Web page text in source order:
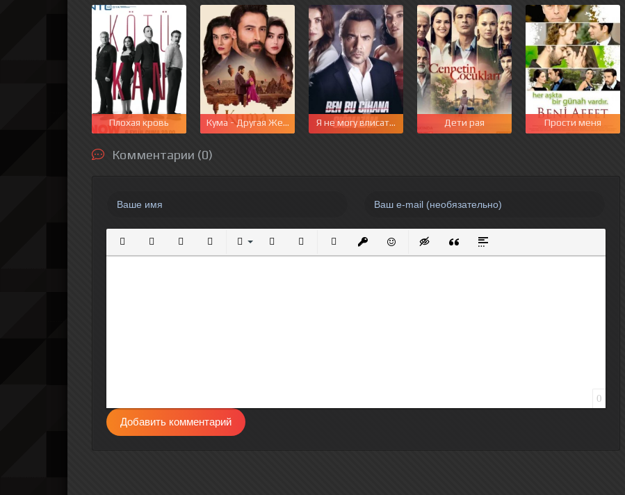
Плохая кровь Кума - Другая Жена Я не могу вписаться в этот мирДети рая Прости меня
Комментарии (0)
Полужирный
КурсивПодчеркнутый
ЗачеркнутыйВыравнивание
Нумерованный список
Маркированный список
Вставить ссылку
Вставить защищенную ссылку
Вставить смайлик
Вставка скрытого текста
Вставка цитаты
Вставка спойлера
0
Добавить комментарий